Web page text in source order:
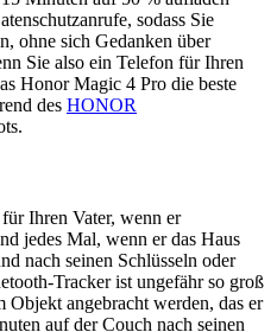
sodass Sie
ohne sich Gedanken über
Sie also ein Telefon für Ihren
Honor Magic 4 Pro die beste
des HONOR
Ihren Vater, wenn er
jedes Mal, wenn er das Haus
nach seinen Schlüsseln oder
Tracker ist ungefähr so groß
angebracht werden, das er
auf der Couch nach seinen